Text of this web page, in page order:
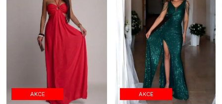
AKCE AKCE